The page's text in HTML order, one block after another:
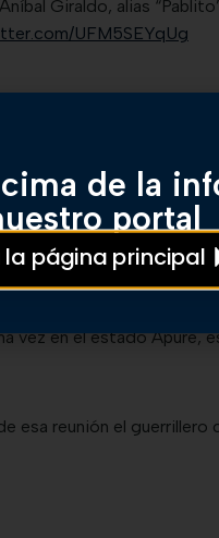
Giraldo, alias
UFM5SEYqUg
Aníbal Giraldo, estaba
vez en el estado Apure,
esa reunión el
de la
portal
la página principal